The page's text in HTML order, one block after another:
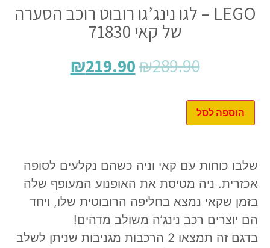
LEGO – לגו נינג’גו רובוט רוכב הסערה
של קאי 71830
₪289.90
₪219.90
הוספה לסל
שלבו כוחות עם קאי וניה כשהם נקלעים לסופה
אכזרית. ניה מטיסת את האופנוע המעופף שלה
בזמן שקאי נמצא בחליפה הרובוטית שלו, ויחד
הם יוצרים רכב נינג’ה משולב מדהים!
בדגם זה תמצאו 2 הרכבות מגניבות שניתן לשלב